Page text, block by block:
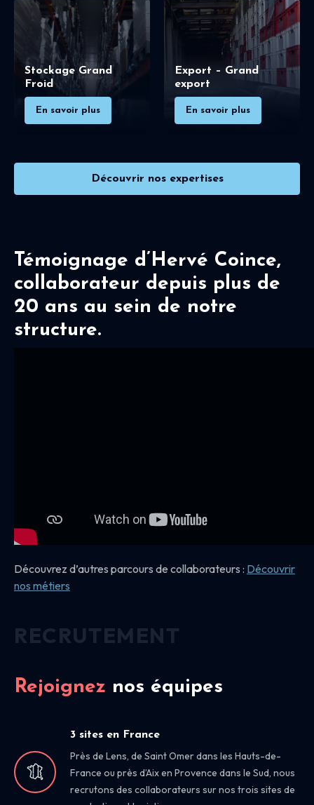
Stockage Grand
Froid
En savoir plus
Export – Grand
export
En savoir plus
Découvrir nos expertises
Témoignage d’Hervé Coince,
collaborateur depuis plus de
20 ans au sein de notre
structure.
Découvrez d’autres parcours de collaborateurs : Découvrir
nos métiers
Rejoignez nos équipes
3 sites en France
Près de Lens, de Saint Omer dans les Hauts-de-
France ou près d’Aix en Provence dans le Sud, nous
recrutons des collaborateurs sur nos trois sites de
RECRUTEMENT